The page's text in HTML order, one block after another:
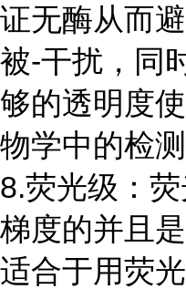
证无酶从而
被-干扰，同
够的透明度
物学中的检测
8.荧光级：
梯度的并且
适合于用荧